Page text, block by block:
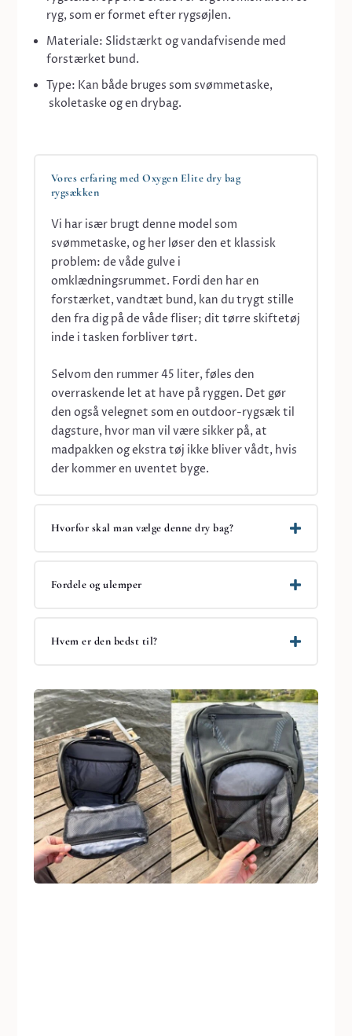
ryg, som er formet efter rygsøjlen.
Materiale: Slidstærkt og vandafvisende med
forstærket bund.
Type: Kan både bruges som svømmetaske,
skoletaske og en drybag.
Vores erfaring med Oxygen Elite dry bag
rygsækken
Vi har især brugt denne model som
svømmetaske, og her løser den et klassisk
problem: de våde gulve i
omklædningsrummet. Fordi den har en
forstærket, vandtæt bund, kan du trygt stille
den fra dig på de våde fliser; dit tørre skiftetøj
inde i tasken forbliver tørt.
Selvom den rummer 45 liter, føles den
overraskende let at have på ryggen. Det gør
den også velegnet som en outdoor-rygsæk til
dagsture, hvor man vil være sikker på, at
madpakken og ekstra tøj ikke bliver vådt, hvis
der kommer en uventet byge.
Hvorfor skal man vælge denne dry bag?
Fordele og ulemper
Hvem er den bedst til?